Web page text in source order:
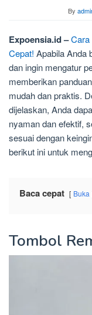
By
Expoensia.id –Cara
Cepat! Apabila Anda
dan ingin mengatur
memberikan
mudah dan praktis.
dijelaskan, Anda
nyaman dan efektif,
sesuai dengan
berikut ini untuk
Baca cepat Buka
Tombol